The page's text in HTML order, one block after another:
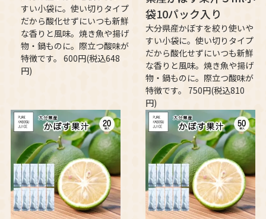
すい小袋に。使い切りタイプ
だから酸化せずにいつも新鮮
な香りと風味。焼き魚や揚げ
物・鍋ものに。際立つ酸味が
特徴です。 600円(税込648
円)
袋10パック入り
大分県産かぼすを絞り使いや
すい小袋に。使い切りタイプ
だから酸化せずにいつも新鮮
な香りと風味。焼き魚や揚げ
物・鍋ものに。際立つ酸味が
特徴です。 750円(税込810
円)